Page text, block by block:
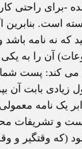
-برای راحتی کار
است. بنابرين
که نه نامه باشد
آن را به
می کند: پست
زيادی بابت آن
20 برابر يک نامه
و تشريفات
(که وقتگير